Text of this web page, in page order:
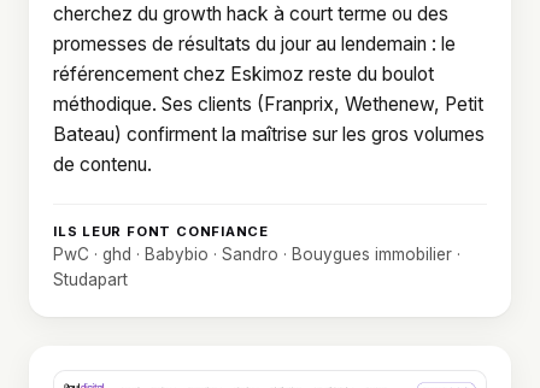
cherchez du growth hack à court terme ou des
promesses de résultats du jour au lendemain : le
référencement chez Eskimoz reste du boulot
méthodique. Ses clients (Franprix, Wethenew, Petit
Bateau) confirment la maîtrise sur les gros volumes
de contenu.
ILS LEUR FONT CONFIANCE
PwC · ghd · Babybio · Sandro · Bouygues immobilier ·
Studapart